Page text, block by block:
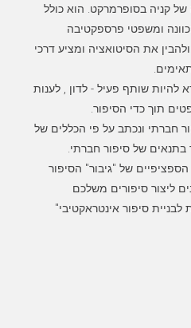
קניה בסופרמרקט. הוא כולל
ומשפטי פרספקטיבה
את הסיטואציה ומציע דרכי
להיות שותף פעיל - לדון , לענות
חברתי ונכתב על פי הכללים של
של "גיבור" הסיפור
ליצור סיפורים משלכם
סיפור אינטראקטיבי"